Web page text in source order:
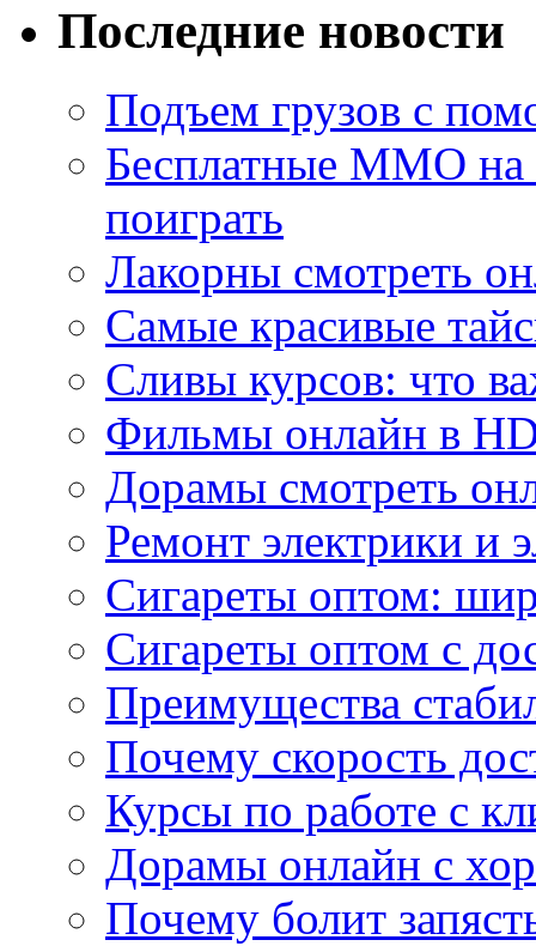
Последние новости
Подъем грузов с
Бесплатные MMO
поиграть
Лакорны смотреть
Самые красивые
Сливы курсов: что
Фильмы онлайн в
Дорамы смотреть
Ремонт электрики и
Сигареты оптом:
Сигареты оптом с
Преимущества
Почему скорость
Курсы по работе с
Дорамы онлайн с
Почему болит